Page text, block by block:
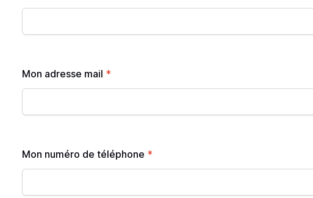
Mon adresse mail *
Mon numéro de téléphone *